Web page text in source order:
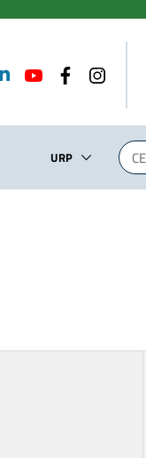
URP